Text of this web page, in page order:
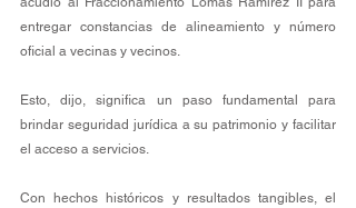
entregar constancias de alineamiento y número
oficial a vecinas y vecinos.
Esto, dijo, significa un paso fundamental para
brindar seguridad jurídica a su patrimonio y facilitar
el acceso a servicios.
Con hechos históricos y resultados tangibles, el